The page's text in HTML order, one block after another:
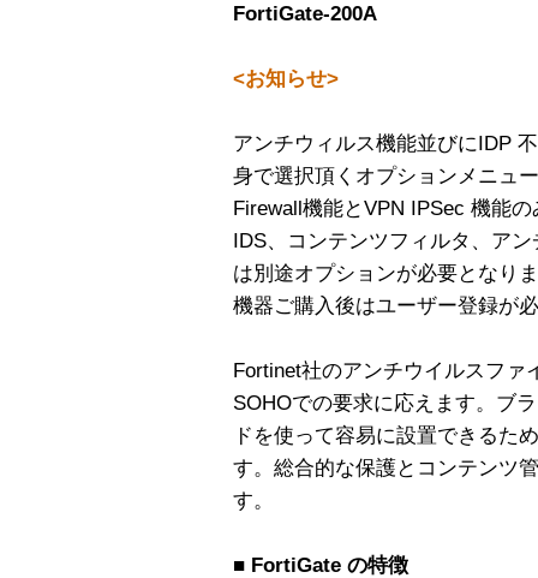
FortiGate-200A
<お知らせ>
アンチウィルス機能並びにIDP
身で選択頂くオプションメニュ
Firewall機能とVPN IPSec 機能
IDS、コンテンツフィルタ、ア
は別途オプションが必要となり
機器ご購入後はユーザー登録が
Fortinet社のアンチウイルスファ
SOHOでの要求に応えます。ブ
ドを使って容易に設置できるた
す。総合的な保護とコンテンツ
す。
■ FortiGate の特徴